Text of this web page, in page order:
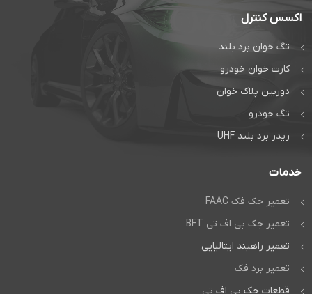
اکسس کنترل
تگ خوان برد بلند
کارت خوان خودرو
دوربین پلاک خوان
تگ خودرو
ریدر برد بلند UHF
خدمات
تعمیر جک فک FAAC
تعمیر جک بی اف تی BFT
تعمیر راهبند ایتالیایی
تعمیر برد فک
قطعات جک بی اف تی